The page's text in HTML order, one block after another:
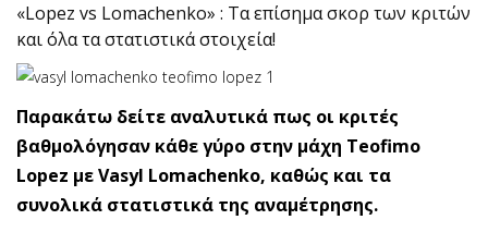
«Lopez vs Lomachenko» : Τα επίσημα σκορ των κριτών
και όλα τα στατιστικά στοιχεία!
Παρακάτω δείτε αναλυτικά πως οι κριτές
βαθμολόγησαν κάθε γύρο στην μάχη Teofimo
Lopez με Vasyl Lomachenko, καθώς και τα
συνολικά στατιστικά της αναμέτρησης.